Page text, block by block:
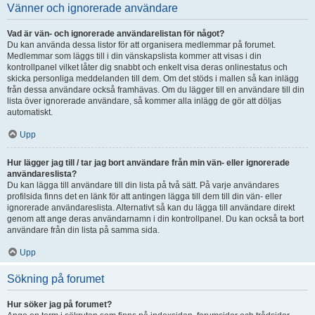
Vänner och ignorerade användare
Vad är vän- och ignorerade användarelistan för något?
Du kan använda dessa listor för att organisera medlemmar på forumet.
Medlemmar som läggs till i din vänskapslista kommer att visas i din
kontrollpanel vilket låter dig snabbt och enkelt visa deras onlinestatus och
skicka personliga meddelanden till dem. Om det stöds i mallen så kan inlägg
från dessa användare också framhävas. Om du lägger till en användare till din
lista över ignorerade användare, så kommer alla inlägg de gör att döljas
automatiskt.
Upp
Hur lägger jag till / tar jag bort användare från min vän- eller ignorerade
användareslista?
Du kan lägga till användare till din lista på två sätt. På varje användares
profilsida finns det en länk för att antingen lägga till dem till din vän- eller
ignorerade användareslista. Alternativt så kan du lägga till användare direkt
genom att ange deras användarnamn i din kontrollpanel. Du kan också ta bort
användare från din lista på samma sida.
Upp
Sökning på forumet
Hur söker jag på forumet?